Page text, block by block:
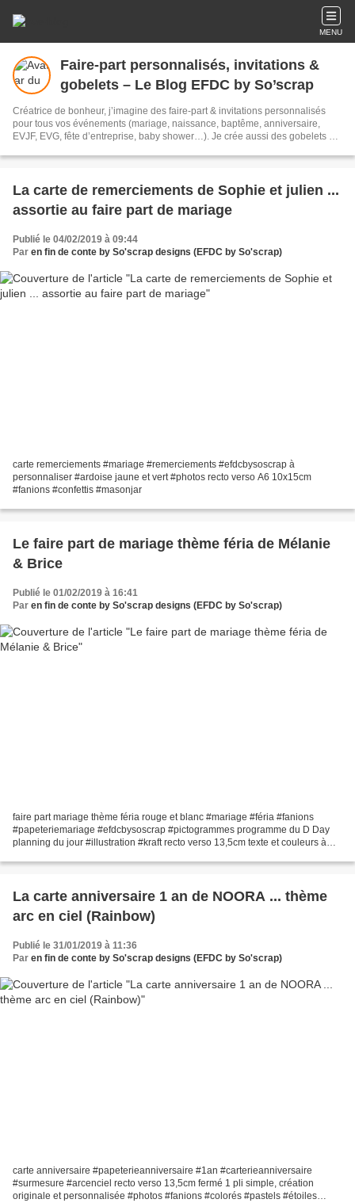
MENU
Faire-part personnalisés, invitations &
gobelets – Le Blog EFDC by So’scrap
Créatrice de bonheur, j’imagine des faire‑part & invitations personnalisés
pour tous vos événements (mariage, naissance, baptême, anniversaire,
EVJF, EVG, fête d’entreprise, baby shower…). Je crée aussi des gobelets et
créations sur mesure signées EFDC by So’scrap, pensées avec passion
La carte de remerciements de Sophie et julien ...
assortie au faire part de mariage
Publié le 04/02/2019 à 09:44
Par en fin de conte by So'scrap designs (EFDC by So'scrap)
carte remerciements #mariage #remerciements #efdcbysoscrap à
personnaliser #ardoise jaune et vert #photos recto verso A6 10x15cm
#fanions #confettis #masonjar
Le faire part de mariage thème féria de Mélanie
& Brice
Publié le 01/02/2019 à 16:41
Par en fin de conte by So'scrap designs (EFDC by So'scrap)
faire part mariage thème féria rouge et blanc #mariage #féria #fanions
#papeteriemariage #efdcbysoscrap #pictogrammes programme du D Day
planning du jour #illustration #kraft recto verso 13,5cm texte et couleurs à
La carte anniversaire 1 an de NOORA ... thème
arc en ciel (Rainbow)
Publié le 31/01/2019 à 11:36
Par en fin de conte by So'scrap designs (EFDC by So'scrap)
carte anniversaire #papeterieanniversaire #1an #carterieanniversaire
#surmesure #arcenciel recto verso 13,5cm fermé 1 pli simple, création
originale et personnalisée #photos #fanions #colorés #pastels #étoiles